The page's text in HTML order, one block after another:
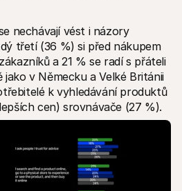
nechávají vést i názory
třetí (36 %) si před nákupem
a 21 % se radí s přáteli
v Německu a Velké Británii
k vyhledávání produktů
cen) srovnávače (27 %).